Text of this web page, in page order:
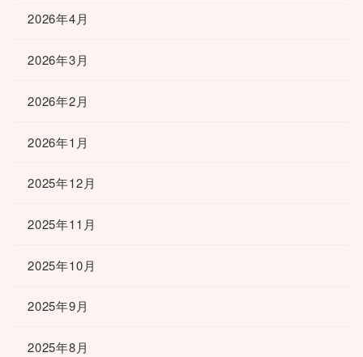
2026年4月
2026年3月
2026年2月
2026年1月
2025年12月
2025年11月
2025年10月
2025年9月
2025年8月